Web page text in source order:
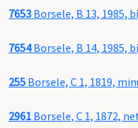
7653 Borsele, B 13, 1985,
7654Borsele, B 14, 1985,
255 Borsele, C 1, 1819,
2961 Borsele, C 1, 1872,